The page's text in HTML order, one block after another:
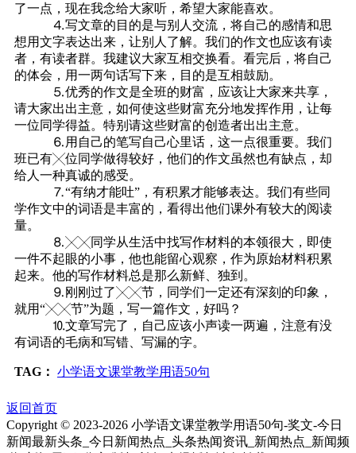
了一点，现在我念给大家听，希望大家能喜欢。
⒋写文章的目的是与别人交流，将自己的感情和思
想用文字表达出来，让别人了解。我们的作文也应该有读
者，有读者群。我建议大家互相交换看。看完后，将自己
的体会，用一两句话写下来，目的是互相鼓励。
⒌优秀的作文是全班的财富，应该让大家来共享，
请大家出出主意，如何使这些财富充分地发挥作用，让每
一位同学得益。特别请这些财富的创造者出出主意。
⒍用自己的笔写自己心里话，这一点很重要。我们
班已有╳位同学做得较好，他们的作文虽然也有缺点，却
给人一种真诚的感受。
⒎“有纳才能吐”，有积累才能够表达。我们有些同
学作文中的词语是丰富的，看得出他们课外有较大的阅读
量。
⒏╳╳同学从生活中找写作材料的本领很大，即使
一件不起眼的小事，他也能留心观察，作为原始材料积累
起来。他的写作材料总是那么新鲜、独到。
⒐刚刚过了╳╳节，同学们一定还有深刻的印象，
就用“╳╳节”为题，写一篇作文，好吗？
⒑文章写完了，自己应该小声读一两遍，注意有没
有词语的毛病和写错、写漏的字。
TAG： 小学语文课堂教学用语50句
返回首页
Copyright © 2023-2026 小学语文课堂教学用语50句-奖文-今日
新闻最新头条_今日新闻热点_头条热闻资讯_新闻热点_新闻频